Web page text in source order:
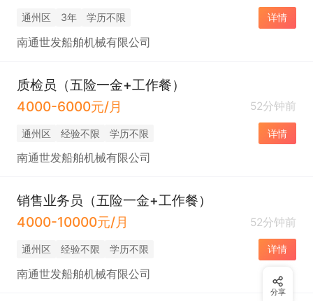
通州区 3年 学历不限 详情
南通世发船舶机械有限公司
质检员（五险一金+工作餐）
4000-6000元/月
52分钟前
通州区 经验不限 学历不限 详情
南通世发船舶机械有限公司
销售业务员（五险一金+工作餐）
4000-10000元/月
52分钟前
通州区 经验不限 学历不限 详情
南通世发船舶机械有限公司
分享